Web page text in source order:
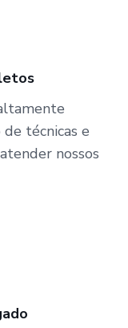
técnicas e
nossos